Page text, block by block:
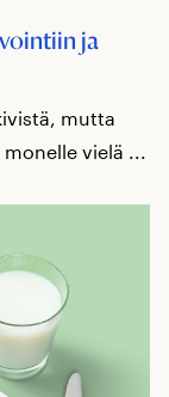
ja
mutta
vielä ...